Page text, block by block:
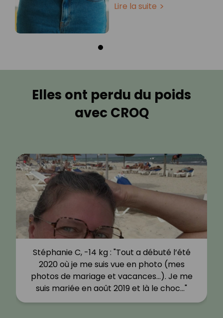
Lire la suite
Elles ont perdu du poids
avec CROQ
Stéphanie C, -14 kg : "Tout a débuté l’été
2020 où je me suis vue en photo (mes
photos de mariage et vacances…). Je me
suis mariée en août 2019 et là le choc…"